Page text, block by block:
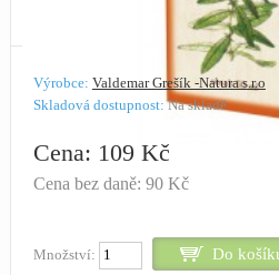
Výrobce: Valdemar Grešík -Natura s.r.o
Skladová dostupnost:Na skladě
Cena: 109 Kč
Cena bez daně: 90 Kč
Množství: